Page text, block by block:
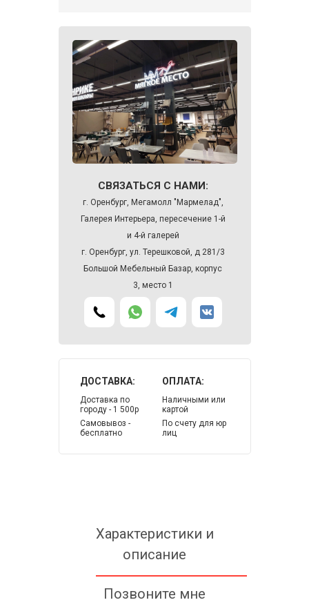
СВЯЗАТЬСЯ С НАМИ:
г. Оренбург, Мегамолл "Мармелад",
Галерея Интерьера, пересечение 1-й
и 4-й галерей
г. Оренбург, ул. Терешковой, д 281/3
Большой Мебельный Базар, корпус
3, место 1
ДОСТАВКА:
Доставка по
городу - 1 500р
Самовывоз -
бесплатно
ОПЛАТА:
Наличными или
картой
По счету для юр
лиц
Характеристики и
описание
Позвоните мне